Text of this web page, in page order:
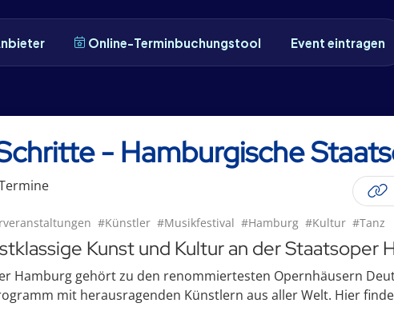
Online-Terminbuchungstool Event eintragen
- Hamburgische
e
#Künstler #Musikfestival #Hamburg #Kultur #Tanz
Kunst und Kultur an der Staatsoper
Hamburg gehört zu den renommiertesten Opernhäusern
mit herausragenden Künstlern aus aller Welt. Hier